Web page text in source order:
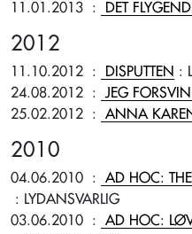
11.01.2013 : DET
2012
11.10.2012 : DISPUTTEN :
24.08.2012 : JEG
25.02.2012 : ANNA
2010
04.06.2010 :
AD HOC:
: LYDANSVARLIG
03.06.2010 :
AD HOC: